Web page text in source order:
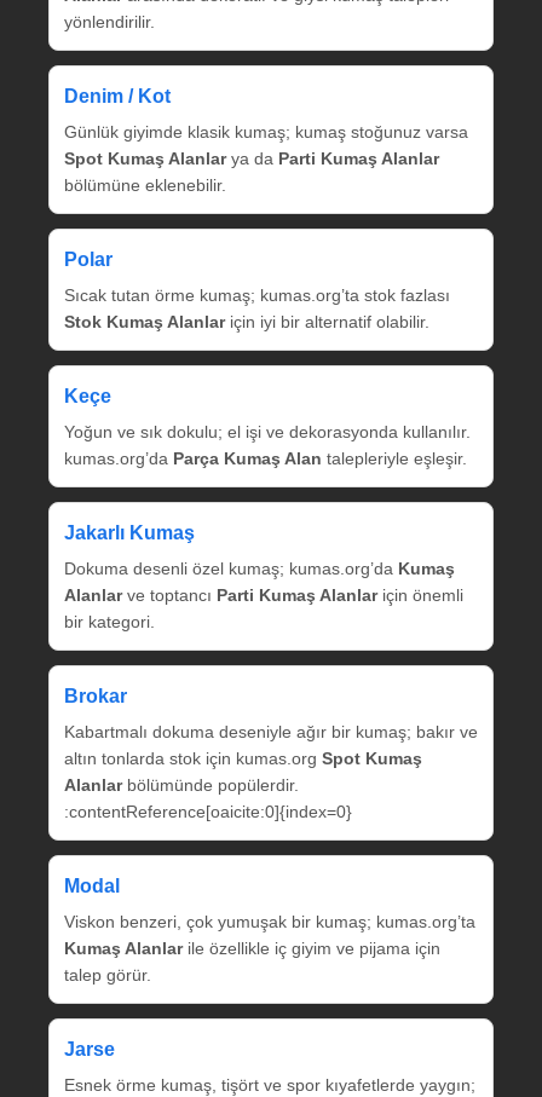
yönlendirilir.
Denim / Kot
Günlük giyimde klasik kumaş; kumaş stoğunuz varsa
Spot Kumaş Alanlarya da Parti Kumaş Alanlar
bölümüne eklenebilir.
Polar
Sıcak tutan örme kumaş; kumas.org’ta stok fazlası
Stok Kumaş Alanlariçin iyi bir alternatif olabilir.
Keçe
Yoğun ve sık dokulu; el işi ve dekorasyonda kullanılır.
kumas.org’da Parça Kumaş Alan talepleriyle eşleşir.
Jakarlı Kumaş
Dokuma desenli özel kumaş; kumas.org’da Kumaş
Alanlarve toptancı Parti Kumaş Alanlariçin önemli
bir kategori.
Brokar
Kabartmalı dokuma deseniyle ağır bir kumaş; bakır ve
altın tonlarda stok için kumas.org Spot Kumaş
Alanlarbölümünde popülerdir.
:contentReference[oaicite:0]{index=0}
Modal
Viskon benzeri, çok yumuşak bir kumaş; kumas.org’ta
Kumaş Alanlarile özellikle iç giyim ve pijama için
talep görür.
Jarse
Esnek örme kumaş, tişört ve spor kıyafetlerde yaygın;